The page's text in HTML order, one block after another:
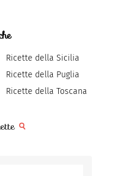
Ricette della Sicilia
Ricette della Puglia
Ricette della Toscana